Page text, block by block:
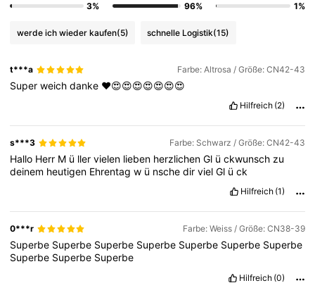
3%
96%
1%
werde ich wieder kaufen(5) schnelle Logistik(15)
t***a Farbe: Altrosa / Größe: CN42-43
Superweichdanke ❤️😍😍😍😍😍😍😍
Hilfreich (2)
s***3 Farbe: Schwarz / Größe: CN42-43
Hallo Herr M ü llervielen lieben herzlichenGl ückwunsch zu
deinem heutigen Ehrentagw ü nschedirvielGl ück
Hilfreich (1)
0***r Farbe: Weiss / Größe: CN38-39
Superbe Superbe Superbe Superbe Superbe Superbe Superbe
Superbe Superbe Superbe
Hilfreich (0)